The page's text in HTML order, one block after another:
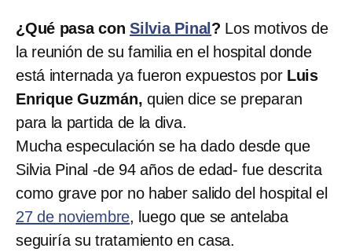
¿Qué pasa conSilvia Pinal ? Los motivos de
la reunión de su familia en el hospital donde
está internada ya fueron expuestos por Luis
Enrique Guzmán, quien dice se preparan
para la partida de la diva.
Mucha especulación se ha dado desde que
Silvia Pinal -de 94 años de edad- fue descrita
como grave por no haber salido del hospital el
27 de noviembre, luego que se antelaba
seguiría su tratamiento en casa.